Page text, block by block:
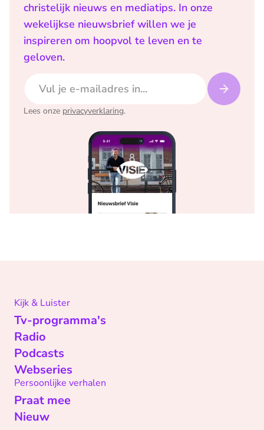
christelijk nieuws en mediatips. In onze
wekelijkse nieuwsbrief willen we je
inspireren om hoopvol te leven en te
geloven.
Lees onze privacyverklaring.
Kijk & Luister
Tv-programma's
Radio
Podcasts
Webseries
Persoonlijke verhalen
Praat mee
Nieuw